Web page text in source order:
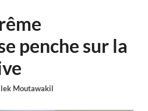
penche sur la
Moutawakil